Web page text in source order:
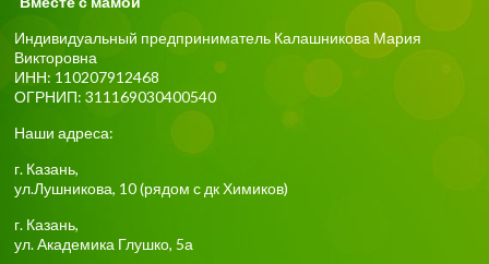
Индивидуальный предприниматель Калашникова Мария
Викторовна
ИНН: 110207912468
ОГРНИП: 311169030400540
Наши адреса:
г. Казань,
ул.Лушникова, 10(рядом с дк Химиков)
г. Казань,
ул. Академика Глушко, 5а